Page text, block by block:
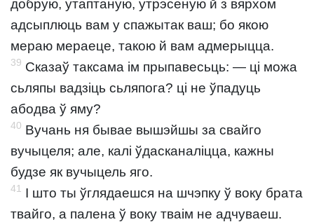
добрую, утаптаную, утрэсеную й з вярхом
адсыплюць вам у спажытак ваш; бо якою
мераю мераеце, такою й вам адмерыцца.
39 Сказаў таксама ім прыпавесьць: — ці можа
сьляпы вадзіць сьляпога? ці не ўпадуць
абодва ў яму?
40 Вучань ня бывае вышэйшы за свайго
вучыцеля; але, калі ўдасканаліцца, кажны
будзе як вучыцель яго.
41 І што ты ўглядаешся на шчэпку ў воку брата
твайго, а палена ў воку тваім не адчуваеш.